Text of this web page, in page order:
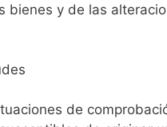
bienes y de las
de